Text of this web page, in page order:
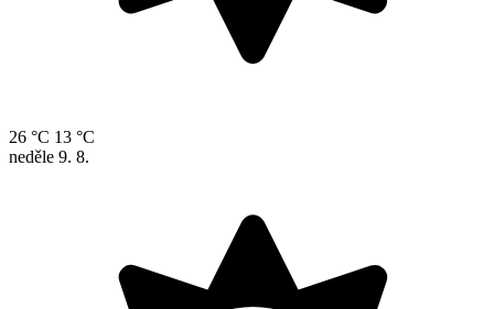
26 °C 13 °C
neděle 9. 8.